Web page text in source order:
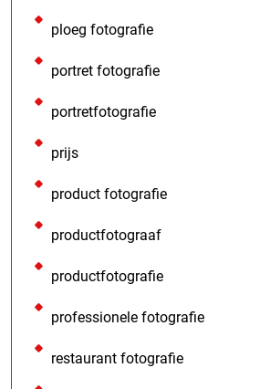
ploeg fotografie
portret fotografie
portretfotografie
prijs
product fotografie
productfotograaf
productfotografie
professionele fotografie
restaurant fotografie